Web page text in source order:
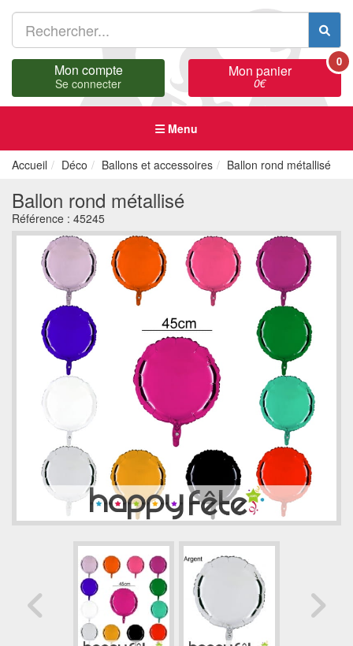
Mon compte
Se connecter
Mon panier
0€
0
Menu
Accueil Déco Ballons et accessoires Ballon rond métallisé
Ballon rond métallisé
Référence : 45245